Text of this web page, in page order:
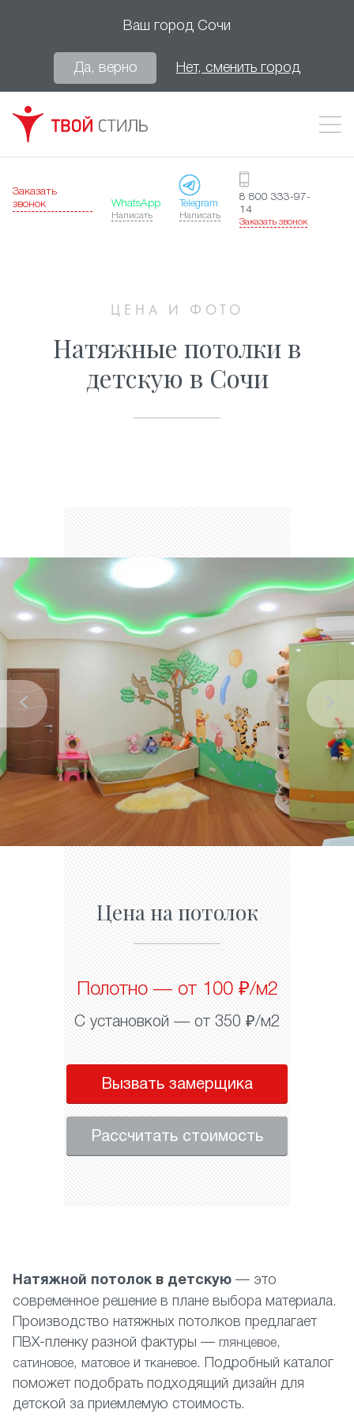
Ваш город Сочи
Да, верно Нет, сменить город
Заказать
звонок
WhatsApp
Написать
Telegram
Написать
8 800 333-97-
14
Заказать звонок
ЦЕНА И ФОТО
Натяжные потолки в
детскую в Сочи
Цена на потолок
Полотно — от 100 ₽/м2
С установкой — от 350 ₽/м2
Вызвать замерщика
Рассчитать стоимость
Натяжной потолок в детскую — это
современное решение в плане выбора материала.
Производство натяжных потолков предлагает
ПВХ-пленку разной фактуры — глянцевое,
сатиновое, матовое итканевое. Подробный каталог
поможет подобрать подходящий дизайн для
детской за приемлемую стоимость.